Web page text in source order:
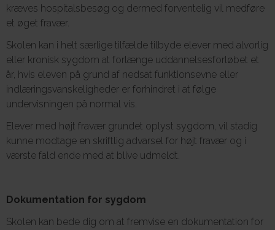
kræves hospitalsbesøg og dermed forventelig vil medføre
et øget fravær.
Skolen kan i helt særlige tilfælde tilbyde elever med alvorlig
eller kronisk sygdom at forlænge uddannelsesforløbet et
år, hvis eleven på grund af nedsat funktionsevne eller
indlæringsvanskeligheder er forhindret i at følge
undervisningen på normal vis.
Elever med højt fravær grundet oplyst sygdom, vil stadig
kunne modtage en skriftlig advarsel for højt fravær og i
værste fald ende med at blive udmeldt.
Dokumentation for sygdom
Skolen kan bede dig om at fremvise en dokumentation for